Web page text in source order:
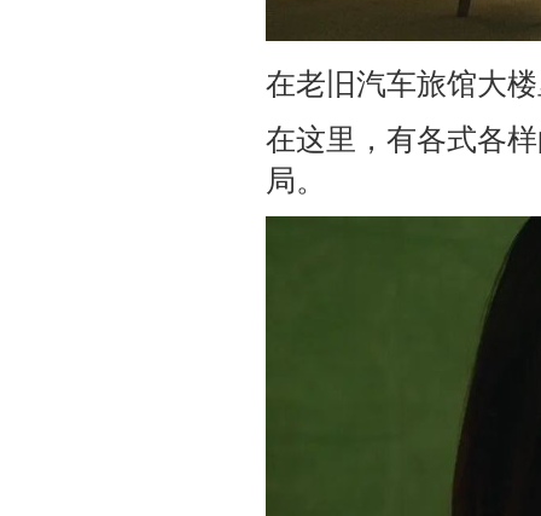
在老旧汽车旅馆大
在这里，有各式各
局。